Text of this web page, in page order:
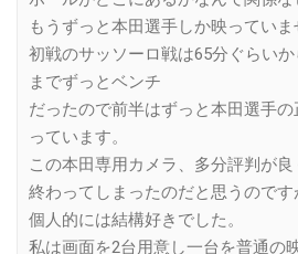
もうずっと本田選手しか映っていま
初戦のサッソーロ戦は65分ぐらい
までずっとベンチ
だったので前半はずっと本田選手
っています。
この本田専用カメラ、多分評判が良
終わってしまったのだと思うのです
個人的には結構好きでした。
私は画面を2台用意し一台を普通の映